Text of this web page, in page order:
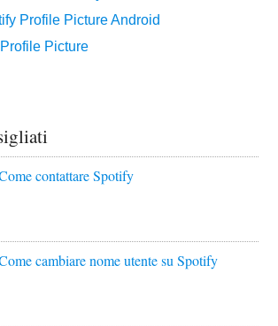
contattare Spotify
cambiare nome utente su Spotify